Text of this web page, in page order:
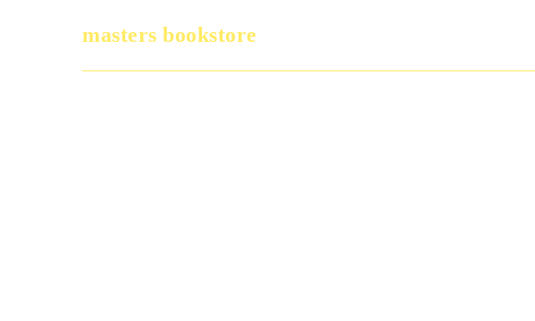
masters bookstore